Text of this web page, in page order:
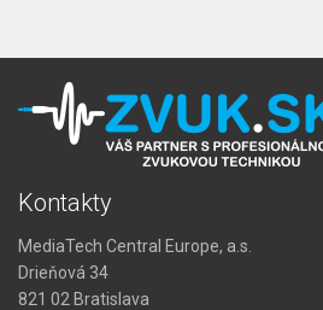
Kontakty
MediaTech Central Europe, a.s.
Drieňová 34
821 02 Bratislava